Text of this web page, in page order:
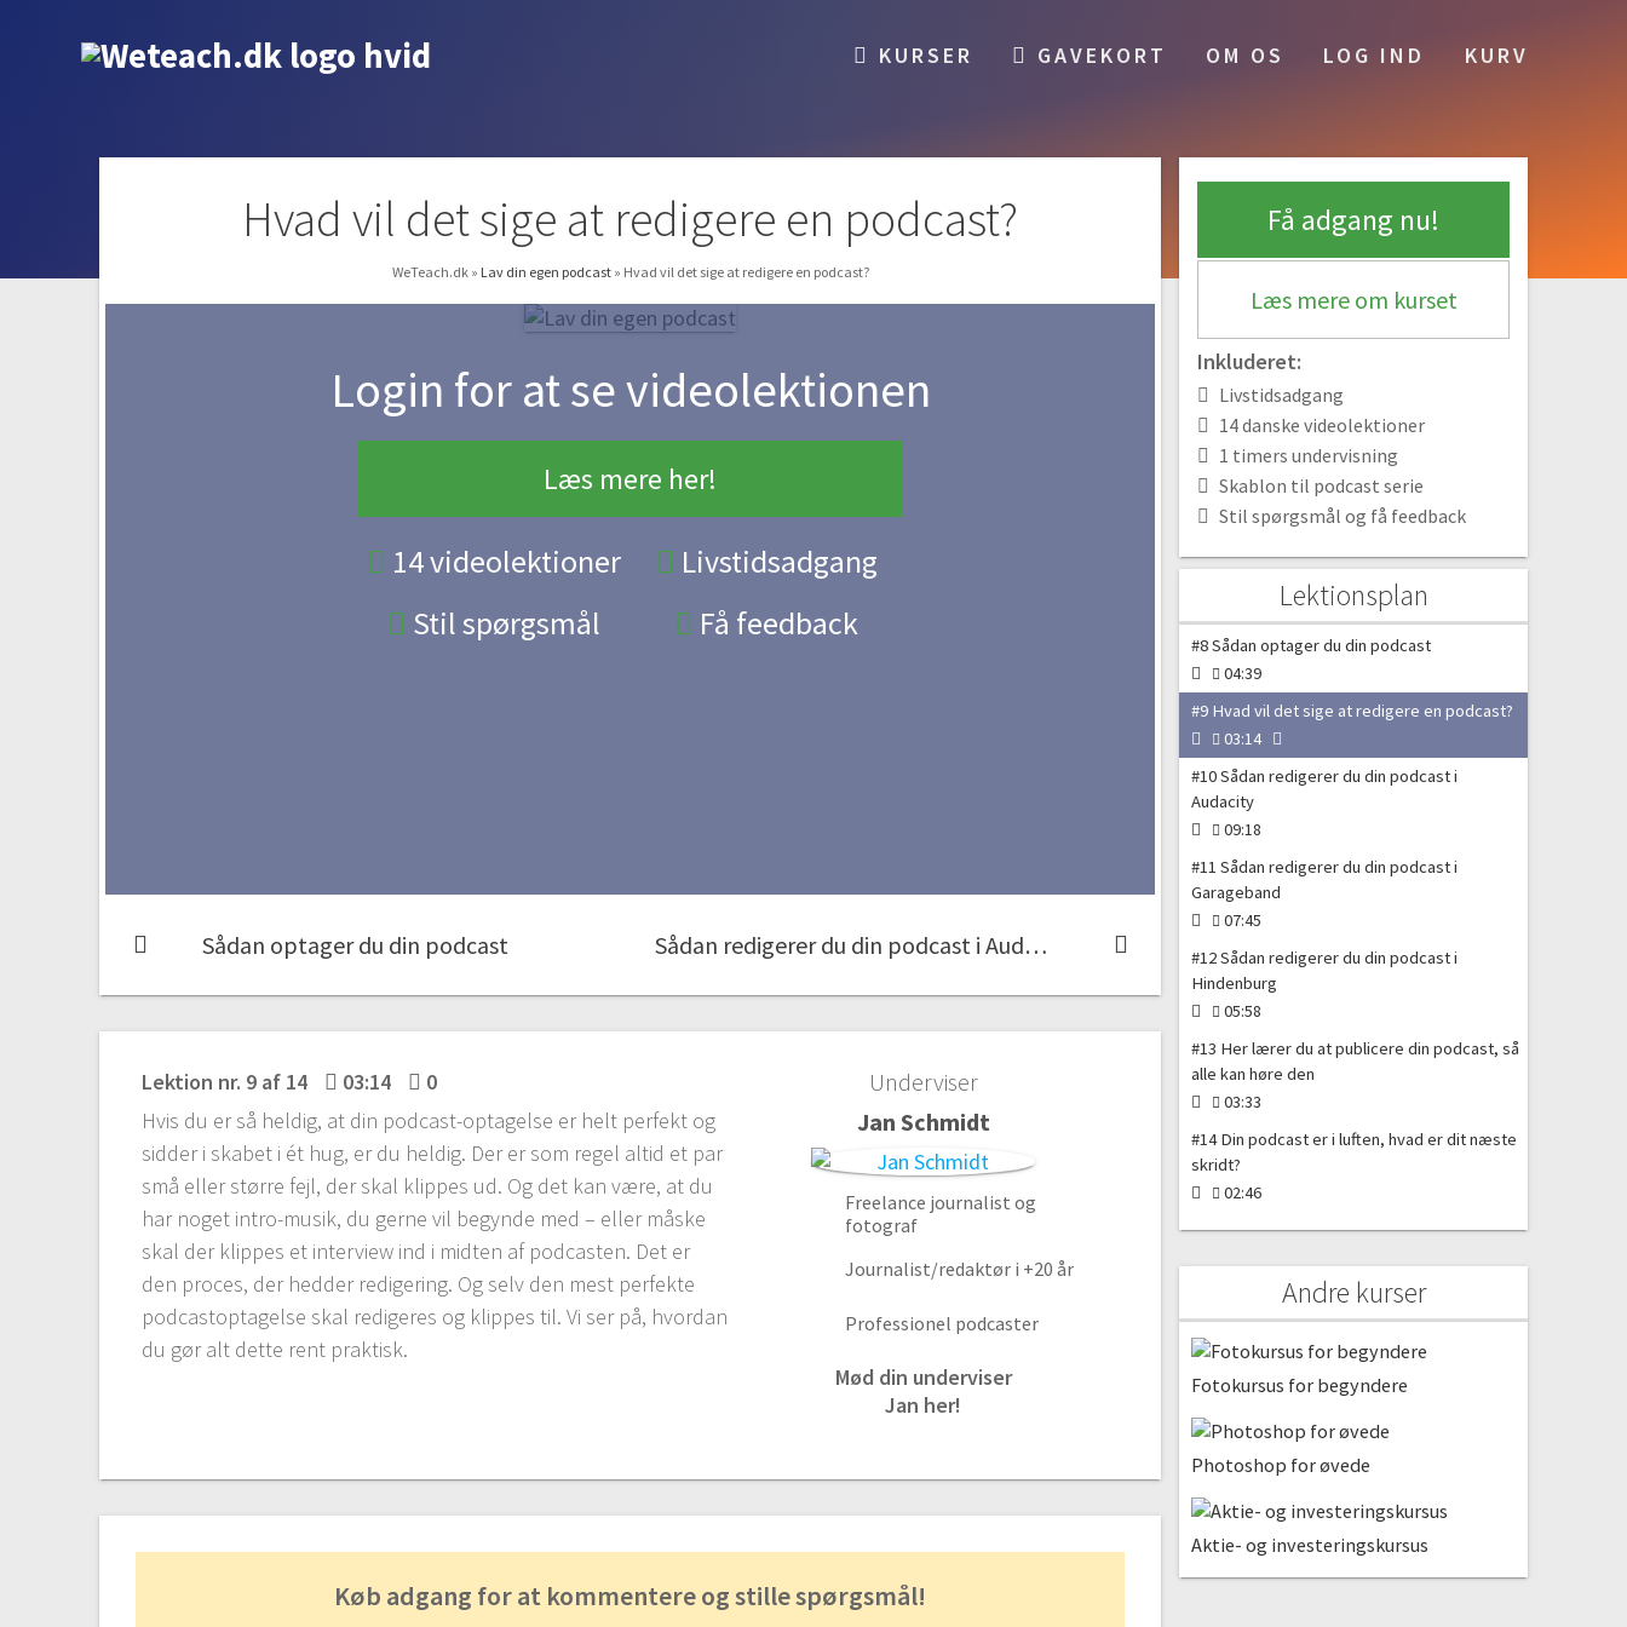
KURSER GAVEKORT OM OS LOG IND KURV
Hvad vil det sige at redigere en podcast?
WeTeach.dk » Lav din egen podcast » Hvad vil det sige at redigere en podcast?
Login for at se videolektionen
Læs mere her!
14 videolektioner
Livstidsadgang
Stil spørgsmål
Få feedback
Sådan optager du din podcast Sådan redigerer du din podcast i Audacity
Lektion nr. 9 af 14 03:14
0
Hvis du er så heldig, at din podcast-optagelse er helt perfekt og
sidder i skabet i ét hug, er du heldig. Der er som regel altid et par
små eller større fejl, der skal klippes ud. Og det kan være, at du
har noget intro-musik, du gerne vil begynde med – eller måske
skal der klippes et interview ind i midten af podcasten. Det er
den proces, der hedder redigering. Og selv den mest perfekte
podcastoptagelse skal redigeres og klippes til. Vi ser på, hvordan
du gør alt dette rent praktisk.
Underviser
Jan Schmidt
Freelance journalist og
fotograf
Journalist/redaktør i +20 år
Professionel podcaster
Mød din underviser
Jan her!
Få adgang nu!
Læs mere om kurset
Inkluderet:
Livstidsadgang
14 danske videolektioner
1 timers undervisning
Skablon til podcast serie
Stil spørgsmål og få feedback
Lektionsplan
Gratis video
06:10
02:31
#3 Hvilken type podcast skal du vælge?
#4 Det skal du bruge for at optage din
podcast
#5 Sådan bruger du programmet Audacity
04:05
#6 Sådan bruger du programmet Garageband
#7 Sådan bruger du programmet Hindenburg
#8 Sådan optager du din podcast
04:39
#9 Hvad vil det sige at redigere en podcast?
03:14
#10 Sådan redigerer du din podcast i
Audacity
09:18
#11 Sådan redigerer du din podcast i
Garageband
07:45
#12 Sådan redigerer du din podcast i
Hindenburg
05:58
#13 Her lærer du at publicere din podcast, så
alle kan høre den
03:33
#14 Din podcast er i luften, hvad er dit næste
skridt?
02:46
Andre kurser
Fotokursus for begyndere
Photoshop for øvede
Aktie- og investeringskursus
Køb adgang for at kommentere og stille spørgsmål!